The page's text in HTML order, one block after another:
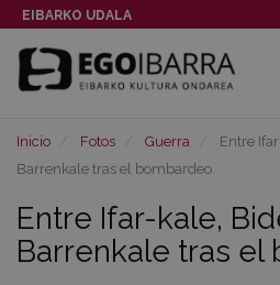
EIBARKO UDALA
Inicio Fotos Guerra
Entre
Barrenkale tras el bombardeo.
Entre Ifar-kale,
Barrenkale tras el